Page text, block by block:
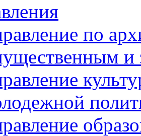
по
и